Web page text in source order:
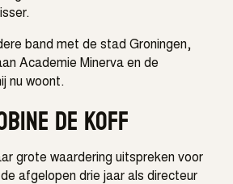
band met de stad Groningen,
Academie Minerva en de
nu woont.
de Koff
grote waardering uitspreken voor
afgelopen drie jaar als directeur